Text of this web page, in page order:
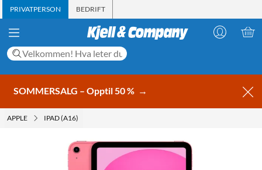
PRIVATPERSON BEDRIFT
SOMMERSALG – Opptil 50 % →
APPLE IPAD (A16)